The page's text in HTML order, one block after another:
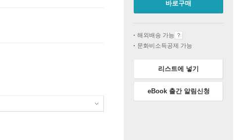
바로구매
해외배송 가능
문화비소득공제 가능
리스트에 넣기
eBook 출간 알림신청